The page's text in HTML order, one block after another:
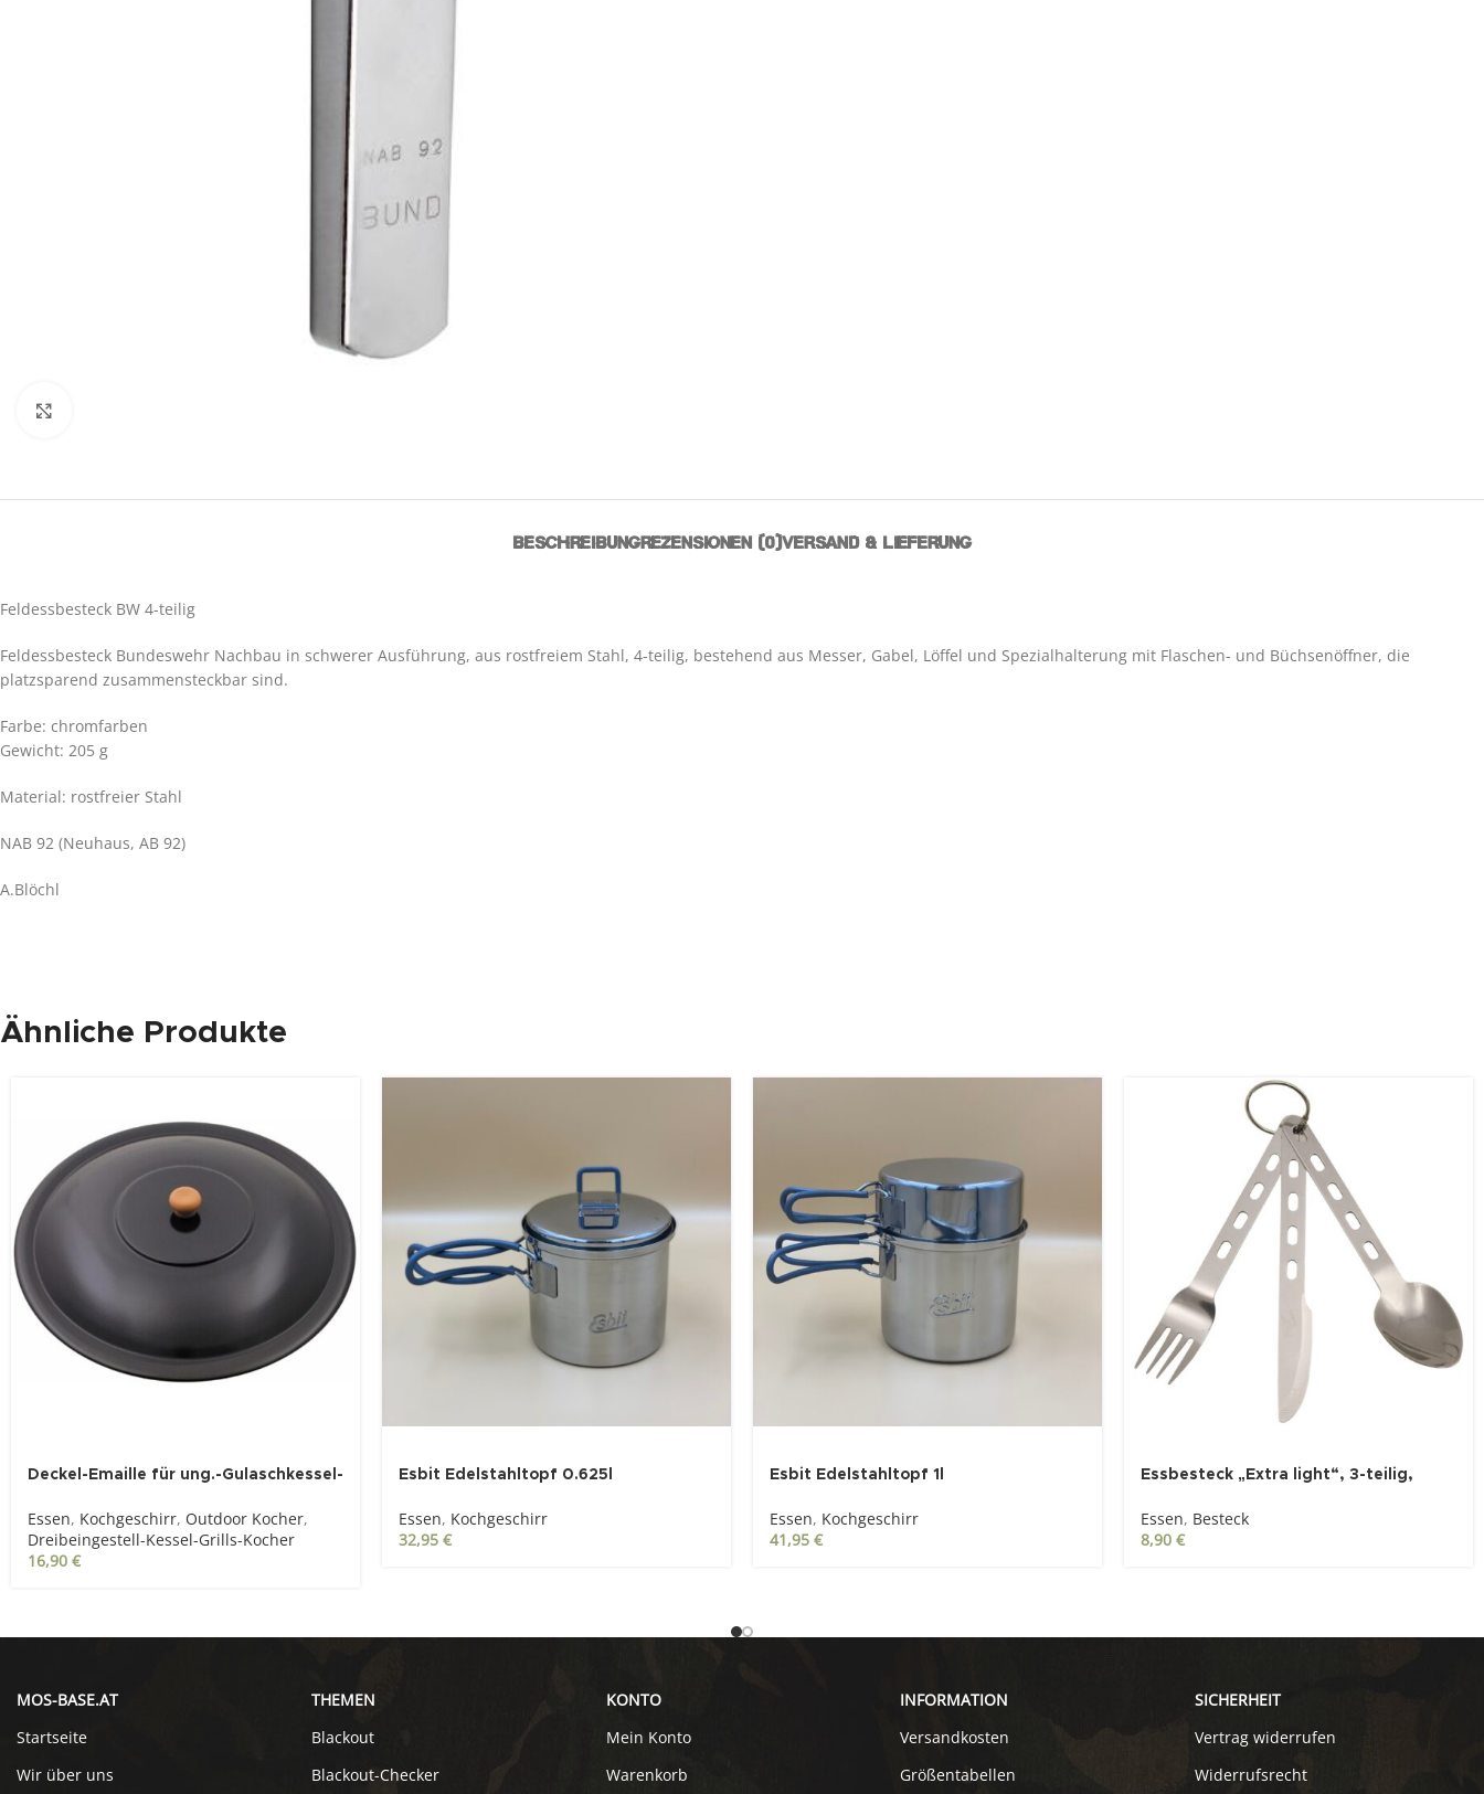
BESCHREIBUNGREZENSIONEN (0)VERSAND & LIEFERUNG
Feldessbesteck BW 4-teilig
Feldessbesteck Bundeswehr Nachbau in schwerer Ausführung, aus rostfreiem Stahl, 4-teilig, bestehend aus Messer, Gabel, Löffel und Spezialhalterung mit Flaschen- und Büchsenöffner, die
platzsparend zusammensteckbar sind.
Farbe: chromfarben
Gewicht: 205 g
Material: rostfreier Stahl
NAB 92 (Neuhaus, AB 92)
A.Blöchl
Ähnliche Produkte
Deckel-Emaille für ung.-Gulaschkessel-
Essen, Kochgeschirr, Outdoor Kocher,
Dreibeingestell-Kessel-Grills-Kocher
16,90 €
Esbit Edelstahltopf 0.625l
Essen, Kochgeschirr
32,95 €
Esbit Edelstahltopf 1l
Essen, Kochgeschirr
41,95 €
Essbesteck „Extra light“, 3-teilig,
Essen, Besteck
8,90 €
MOS-BASE.AT
Startseite
Wir über uns
THEMEN
Blackout
Blackout-Checker
KONTO
Mein Konto
Warenkorb
INFORMATION
Versandkosten
Größentabellen
SICHERHEIT
Vertrag widerrufen
Widerrufsrecht